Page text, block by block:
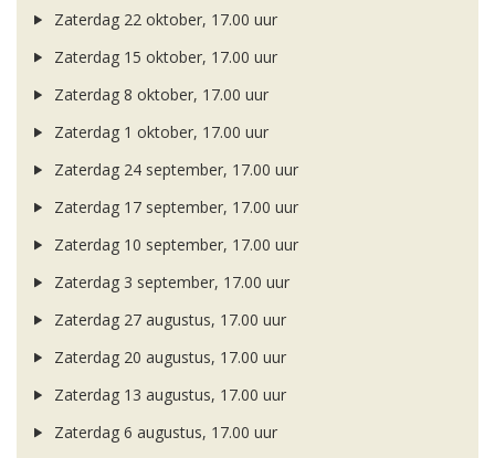
Zaterdag 22 oktober, 17.00 uur
Zaterdag 15 oktober, 17.00 uur
Zaterdag 8 oktober, 17.00 uur
Zaterdag 1 oktober, 17.00 uur
Zaterdag 24 september, 17.00 uur
Zaterdag 17 september, 17.00 uur
Zaterdag 10 september, 17.00 uur
Zaterdag 3 september, 17.00 uur
Zaterdag 27 augustus, 17.00 uur
Zaterdag 20 augustus, 17.00 uur
Zaterdag 13 augustus, 17.00 uur
Zaterdag 6 augustus, 17.00 uur